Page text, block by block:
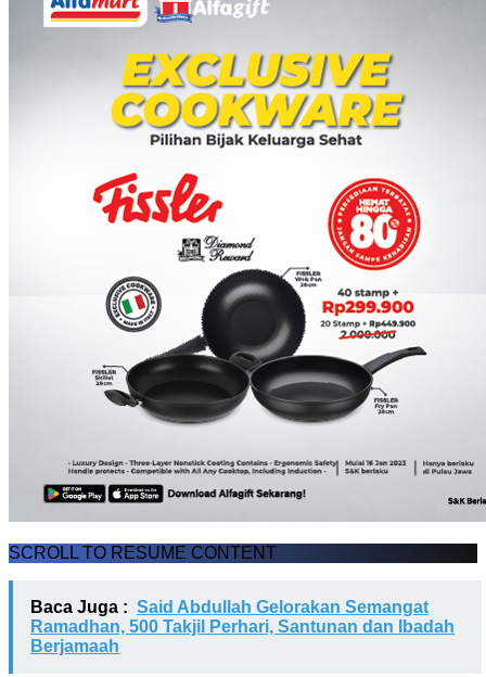
SCROLL TO RESUME CONTENT
Baca Juga : Said Abdullah Gelorakan Semangat
Ramadhan, 500 Takjil Perhari, Santunan dan Ibadah
Berjamaah